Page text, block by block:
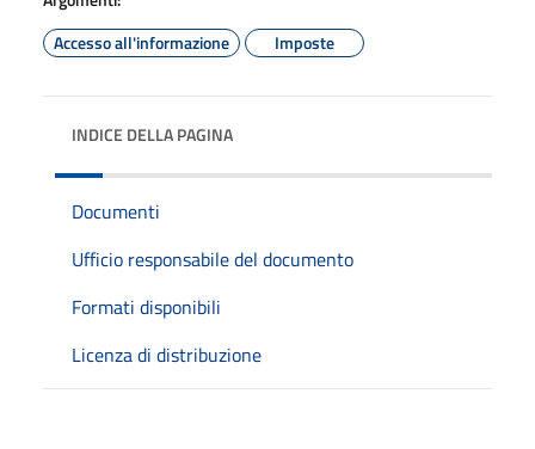
Accesso all'informazione
Imposte
INDICE DELLA PAGINA
Documenti
Ufficio responsabile del documento
Formati disponibili
Licenza di distribuzione